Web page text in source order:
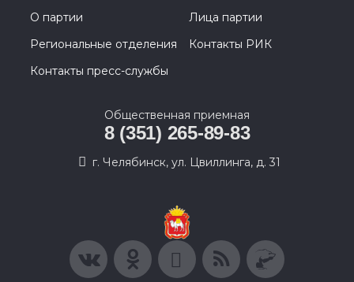
О партии
Лица партии
Региональные отделения
Контакты РИК
Контакты пресс-службы
Общественная приемная
8 (351) 265-89-83
г. Челябинск, ул. Цвиллинга, д. 31